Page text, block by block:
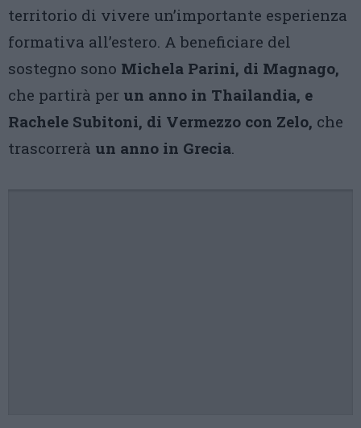
territorio di vivere un’importante esperienza
formativa all’estero. A beneficiare del
sostegno sono Michela Parini, di Magnago,
che partirà per un anno in Thailandia, e
Rachele Subitoni, di Vermezzo con Zelo, che
trascorrerà un anno in Grecia.